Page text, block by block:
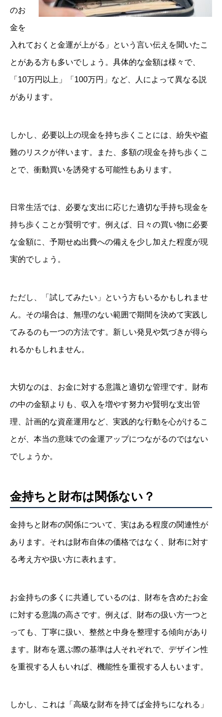
のお
金を
入れておくと金運が上がる」という言い伝えを聞いたこ
とがある方も多いでしょう。具体的な金額は様々で、
「10万円以上」「100万円」など、人によって異なる説
があります。
しかし、必要以上の現金を持ち歩くことには、紛失や盗
難のリスクが伴います。また、多額の現金を持ち歩くこ
とで、衝動買いを誘発する可能性もあります。
日常生活では、必要な支出に応じた適切な手持ち現金を
持ち歩くことが賢明です。例えば、日々の買い物に必要
な金額に、予期せぬ出費への備えを少し加えた程度が現
実的でしょう。
ただし、「試してみたい」という方もいるかもしれませ
ん。その場合は、無理のない範囲で期間を決めて実践し
てみるのも一つの方法です。新しい発見や気づきが得ら
れるかもしれません。
大切なのは、お金に対する意識と適切な管理です。財布
の中の金額よりも、収入を増やす努力や賢明な支出管
理、計画的な資産運用など、実践的な行動を心がけるこ
とが、本当の意味での金運アップにつながるのではない
でしょうか。
金持ちと財布は関係ない？
金持ちと財布の関係について、実はある程度の関連性が
あります。それは財布自体の価格ではなく、財布に対す
る考え方や扱い方に表れます。
お金持ちの多くに共通しているのは、財布を含めたお金
に対する意識の高さです。例えば、財布の扱い方一つと
っても、丁寧に扱い、整然と中身を整理する傾向があり
ます。財布を選ぶ際の基準は人それぞれで、デザイン性
を重視する人もいれば、機能性を重視する人もいます。
しかし、これは「高級な財布を持てば金持ちになれる」